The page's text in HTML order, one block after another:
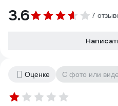
3.6 7
Оценке С фото или